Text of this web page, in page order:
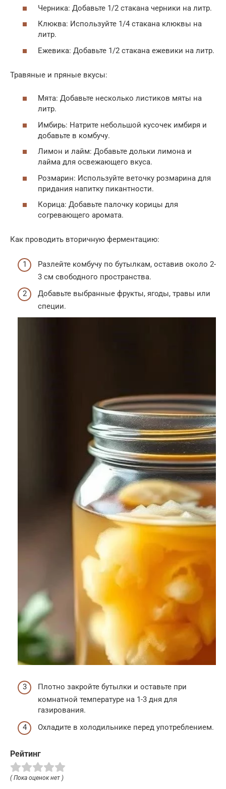
Черника: Добавьте 1/2 стакана черники на литр.
Клюква: Используйте 1/4 стакана клюквы на
литр.
Ежевика: Добавьте 1/2 стакана ежевики на литр.
Травяные и пряные вкусы:
Мята: Добавьте несколько листиков мяты на
литр.
Имбирь: Натрите небольшой кусочек имбиря и
добавьте в комбучу.
Лимон и лайм: Добавьте дольки лимона и
лайма для освежающего вкуса.
Розмарин: Используйте веточку розмарина для
придания напитку пикантности.
Корица: Добавьте палочку корицы для
согревающего аромата.
Как проводить вторичную ферментацию:
Разлейте комбучу по бутылкам, оставив около 2-
3 см свободного пространства.
Добавьте выбранные фрукты, ягоды, травы или
специи.
Плотно закройте бутылки и оставьте при
комнатной температуре на 1-3 дня для
газирования.
Охладите в холодильнике перед употреблением.
Рейтинг
( Пока оценок нет )